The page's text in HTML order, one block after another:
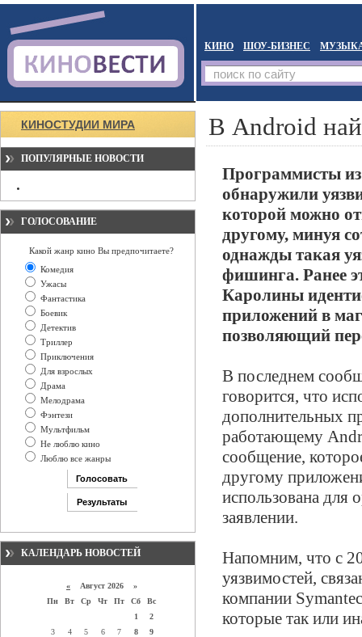
КИНО ШОУ-БИЗНЕС
КИНОСТУДИИ МИРА
ПОПУЛЯРНЫЕ НОВОСТИ
ГОЛОСОВАНИЕ
Какой жанр кино Вы предпочитаете?
Комедия
Ужасы
Фантастика
Боевик
Детектив
Триллер
Приключения
Для взрослых
Драма
Мелодрама
Фэнтези
Мультфильм
Не люблю кино
Люблю все жанры
КАЛЕНДАРЬ НОВОСТЕЙ
« Август 2026 »
Пн
Вт Ср Чт Пт Сб
Вс
1
2
3
4 5 6 7 8
9
В Android
Программисты из
обнаружили
которой можно
другому, минуя
однажды такая
фишинга. Ранее
Каролины
приложений в
позволяющий
В последнем
говорится, что
дополнительных
работающему
сообщение,
другому
использована для
заявлении.
Напомним, что с
уязвимостей,
компании
которые так или